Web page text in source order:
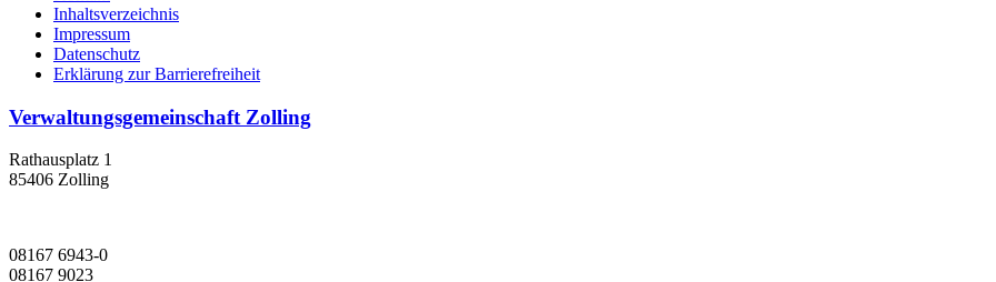
Inhaltsverzeichnis
Impressum
Datenschutz
Erklärung zur Barrierefreiheit
Verwaltungsgemeinschaft Zolling
Rathausplatz 1
85406 Zolling
08167 6943-0
08167 9023